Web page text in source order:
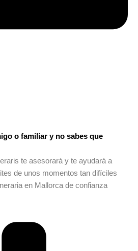
o familiar y no sabes que
te asesorará y te ayudará a
de unos momentos tan difíciles
en Mallorca de confianza